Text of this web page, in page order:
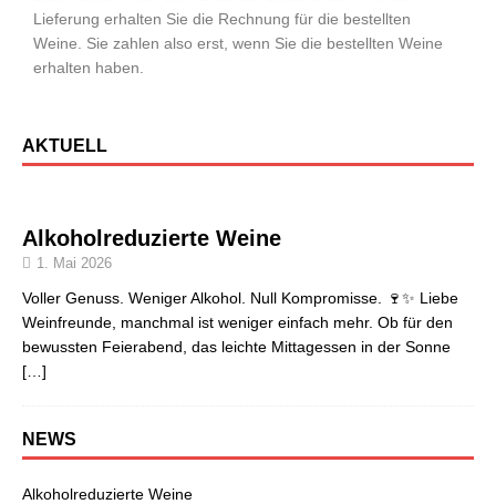
Lieferung erhalten Sie die Rechnung für die bestellten
Weine. Sie zahlen also erst, wenn Sie die bestellten Weine
erhalten haben.
AKTUELL
Alkoholreduzierte Weine
1. Mai 2026
Voller Genuss. Weniger Alkohol. Null Kompromisse. 🍷✨ Liebe
Weinfreunde, manchmal ist weniger einfach mehr. Ob für den
bewussten Feierabend, das leichte Mittagessen in der Sonne
[…]
NEWS
Alkoholreduzierte Weine